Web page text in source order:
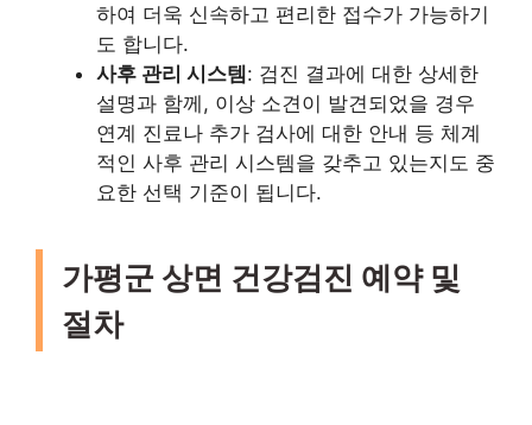
하여 더욱 신속하고 편리한 접수가 가능하기
도 합니다.
사후 관리 시스템 : 검진 결과에 대한 상세한
설명과 함께, 이상 소견이 발견되었을 경우
연계 진료나 추가 검사에 대한 안내 등 체계
적인 사후 관리 시스템을 갖추고 있는지도 중
요한 선택 기준이 됩니다.
가평군 상면 건강검진 예약 및
절차